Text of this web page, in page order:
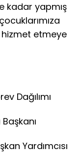
kadar yapmış
hizmet etmeye
Dağılımı
Yardımcısı